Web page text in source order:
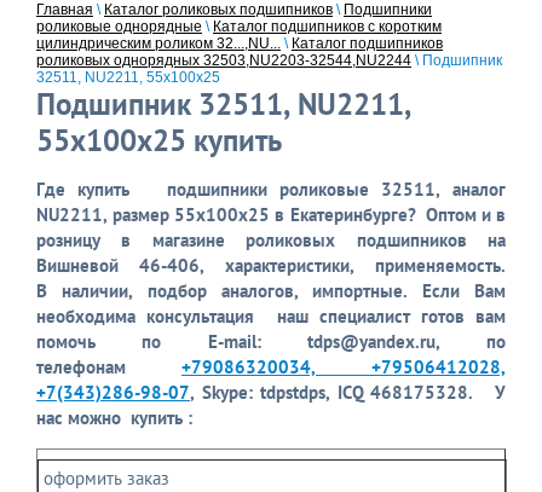
Главная \ Каталог роликовых подшипников \ Подшипники
роликовые однорядные \ Каталог подшипников с коротким
цилиндрическим роликом 32...,NU... \ Каталог подшипников
роликовых однорядных 32503,NU2203-32544,NU2244 \ Подшипник
32511, NU2211, 55x100x25
Подшипник 32511, NU2211,
55x100x25 купить
Где купить подшипники роликовые 32511, аналог
NU2211, размер 55x100x25 в Екатеринбурге? Оптом и в
розницу в магазине роликовых подшипников на
Вишневой 46-406, характеристики, применяемость.
В наличии, подбор аналогов, импортные. Если Вам
необходима консультация наш специалист готов вам
помочь по E-mail: tdps@yandex.ru, по
телефонам +79086320034, +79506412028,
+7(343)286-98-07, Skype: tdpstdps, ICQ 468175328. У
нас можно купить :
оформить заказ